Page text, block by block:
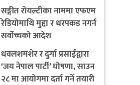
सङ्गीत रोयल्टीका नाममा एफएम
रेडियोमाथि मुद्दा र धरपकड नगर्न
सर्वोच्चको आदेश
धवलशमशेर र दुर्गा प्रसाईंद्वारा
‘जय नेपाल पार्टी’ घोषणा, साउन
२८ मा आयोगमा दर्ता गर्ने तयारी